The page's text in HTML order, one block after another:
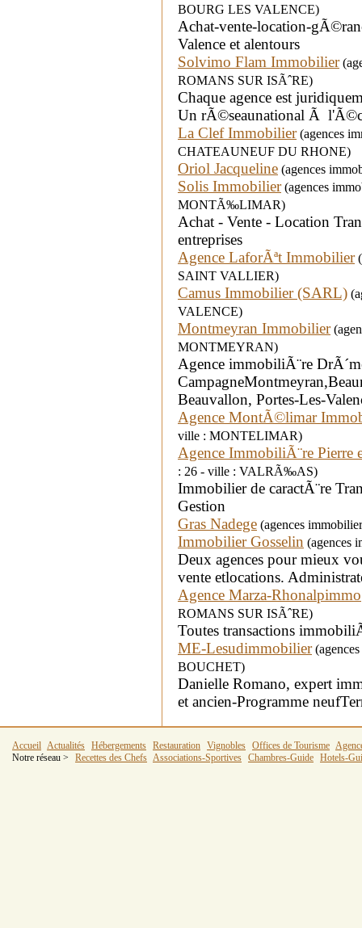
BOURG LES VALENCE)
Achat-vente-location-
Valence et alentours
Solvimo Flam Immobilier
ROMANS SUR ISÃˆRE)
Chaque agence est
Un rÃ©seaunational Ã
La Clef Immobilier(agences
CHATEAUNEUF DU RHONE)
Oriol Jacqueline (agences
Solis Immobilier(agences
MONTÃ‰LIMAR)
Achat - Vente - Location
entreprises
Agence LaforÃªt Immobilier
SAINT VALLIER)
Camus Immobilier (SARL)
VALENCE)
Montmeyran Immobilier
MONTMEYRAN)
Agence immobiliÃ¨re
Beauvallon, Portes-Les-
Agence MontÃ©limar
ville : MONTELIMAR)
Agence ImmobiliÃ¨re Pierre
: 26 - ville : VALRÃ‰AS)
Immobilier de caractÃ¨re
Gestion
Gras Nadege (agences
Immobilier Gosselin (agences
Deux agences pour mieux
vente etlocations.
Agence Marza-Rhonalpimmo
ROMANS SUR ISÃˆRE)
Toutes transactions
ME-Lesudimmobilier
BOUCHET)
Danielle Romano, expert
et ancien-Programme
Accueil Actualités Hébergements Restauration Vignobles Offices de Tourisme
Notre réseau >
Recettes des Chefs Associations-Sportives Chambres-Guide Hotels-